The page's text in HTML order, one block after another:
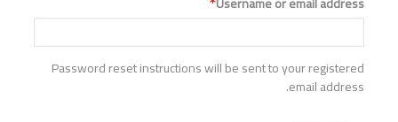
Password reset instructions will be sent to your registered
email address.